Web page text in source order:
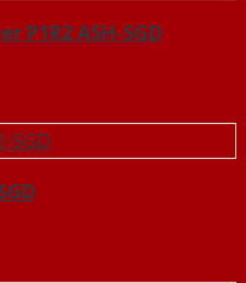
P1R2 ASH-SGD